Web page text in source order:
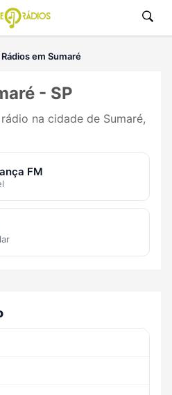
Rádios em Sumaré
- SP
na cidade de Sumaré,
FM